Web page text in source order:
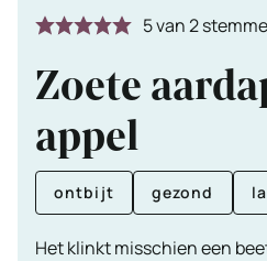
5van2
Zoete
appel
ontbijt gezond
Het klinkt misschien een